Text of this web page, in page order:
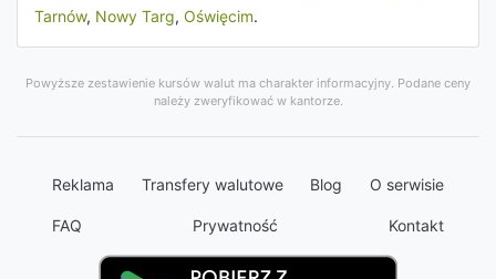
Tarnów, Nowy Targ, Oświęcim.
Powyższe zestawienie kursów walut ma charakter informacyjny. Podane ceny
należy zweryfikować w kantorze.
Reklama Transfery walutowe Blog O serwisie
FAQ Prywatność Kontakt